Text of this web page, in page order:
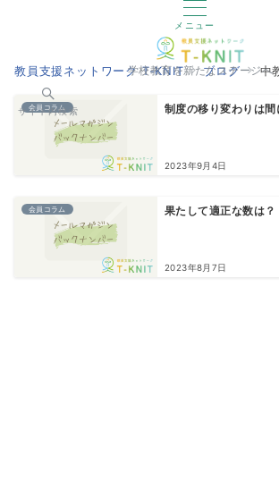
メニュー
学校教育を新たなステージへ
サイト内検索
教員支援ネットワーク T-KNIT ブログ 中
会員コラム 制度の移り変わりは間
2023年9月4日
会員コラム 果たして適正な数は？
2023年8月7日